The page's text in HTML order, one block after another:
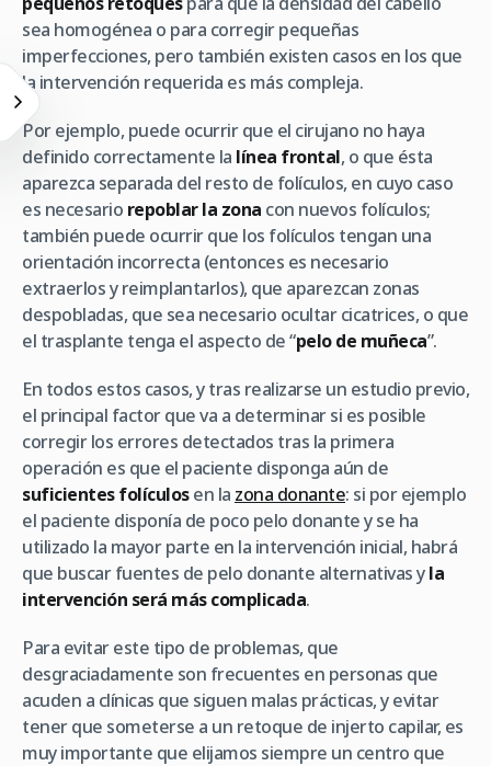
sea homogénea o para corregir pequeñas
imperfecciones, pero también existen casos en los que
la intervención requerida es más compleja.
Por ejemplo, puede ocurrir que el cirujano no haya
definido correctamente la línea frontal, o que ésta
aparezca separada del resto de folículos, en cuyo caso
es necesario repoblar la zona con nuevos folículos;
también puede ocurrir que los folículos tengan una
orientación incorrecta (entonces es necesario
extraerlos y reimplantarlos), que aparezcan zonas
despobladas, que sea necesario ocultar cicatrices, o que
el trasplante tenga el aspecto de “pelo de muñeca”.
En todos estos casos, y tras realizarse un estudio previo,
el principal factor que va a determinar si es posible
corregir los errores detectados tras la primera
operación es que el paciente disponga aún de
suficientes folículosen la zona donante: si por ejemplo
el paciente disponía de poco pelo donante y se ha
utilizado la mayor parte en la intervención inicial, habrá
que buscar fuentes de pelo donante alternativas yla
intervención será más complicada.
Para evitar este tipo de problemas, que
desgraciadamente son frecuentes en personas que
acuden a clínicas que siguen malas prácticas, y evitar
tener que someterse a un retoque de injerto capilar, es
muy importante que elijamos siempre un centro que